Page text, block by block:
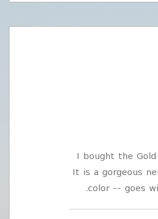
I bought the Gold
It is a gorgeous
color -- goes